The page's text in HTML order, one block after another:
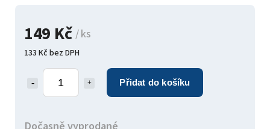
149 Kč / ks
133 Kč bez DPH
Přidat do košíku
Dočasně vyprodané